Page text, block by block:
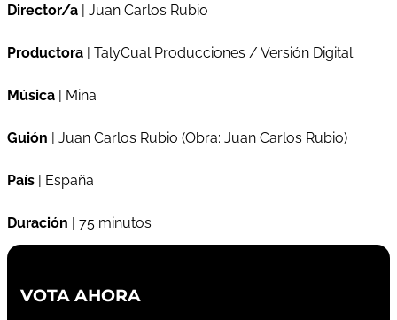
Director/a | Juan Carlos Rubio
Productora | TalyCual Producciones / Versión Digital
Música | Mina
Guión | Juan Carlos Rubio (Obra: Juan Carlos Rubio)
País | España
Duración | 75 minutos
VOTA AHORA